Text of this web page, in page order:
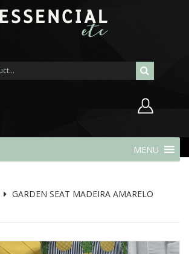
Lembrar-me
MENU
GARDEN SEAT MADEIRA AMARELO